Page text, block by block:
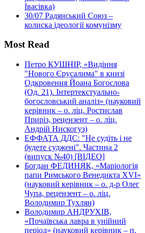
Івасівка)
30/07 Радянський Союз –
колиска ідеології комунізму
Most Read
Петро КУШНІР, «Видіння
"Нового Єрусалима" в книзі
Одкровення Йоана Богослова
(Од. 21). Інтертекстуально-
богословський аналіз» (науковий
керівник – о. ліц. Ростислав
Приріз, рецензент – о. ліц.
Андрій Нискогуз)
ЕФФАТА ДДС: "Не судіть і не
будете суджені". Частина 2
(випуск №40) [ВІДЕО]
Богдан ФЕДИНЯК, «Маріологія
папи Римського Венедикта XVI»
(науковий керівник – о. д-р Олег
Чупа, рецензент – о. ліц.
Володимир Тухлян)
Володимир АНДРУХІВ,
«Почаївська лавра в унійний
період» (науковий керівник – п.